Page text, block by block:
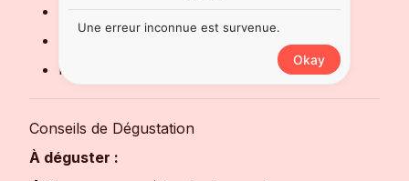
Fumée légère
Notes maltées
Conseils de Dégustation
À déguster :
Une erreur inconnue est survenue.
Okay